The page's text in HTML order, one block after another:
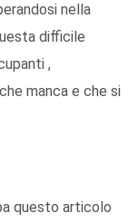
nella
difficile
,
manca e che si
questo articolo